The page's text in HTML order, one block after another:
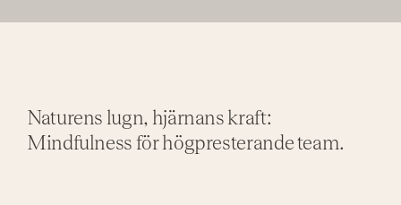
Naturens lugn, hjärnans kraft:
Mindfulness för högpresterande team.